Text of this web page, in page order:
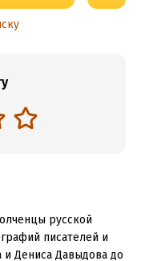
русской
писателей и
и Дениса Давыдова до